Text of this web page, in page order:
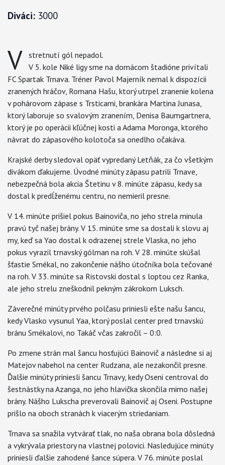
Diváci: 3000
V stretnutí gól nepadol.
V 5. kole Niké ligy sme na domácom štadióne privítali
FC Spartak Trnava. Tréner Pavol Majerník nemal k dispozícii
zranených hráčov, Romana Hašu, ktorý utrpel zranenie kolena
v pohárovom zápase s Trsticami, brankára Martina Junasa,
ktorý laboruje so svalovým zranením, Denisa Baumgartnera,
ktorý je po operácii kľúčnej kosti a Adama Moronga, ktorého
návrat do zápasového kolotoča sa onedlho očakáva.
Krajské derby sledoval opäť vypredaný Letňák, za čo všetkým
divákom ďakujeme. Úvodné minúty zápasu patrili Trnave,
nebezpečná bola akcia Štetinu v 8. minúte zápasu, kedy sa
dostal k predĺženému centru, no nemieril presne.
V 14. minúte prišiel pokus Bainoviča, no jeho strela minula
pravú tyč našej brány. V 15. minúte sme sa dostali k slovu aj
my, keď sa Yao dostal k odrazenej strele Vlaska, no jeho
pokus vyrazil trnavský gólman na roh. V 28. minúte skúšal
šťastie Smékal, no zakončenie nášho útočníka bola tečované
na roh. V 33. minúte sa Ristovski dostal s loptou cez Ranka,
ale jeho strelu zneškodnil pekným zákrokom Luksch.
Záverečné minúty prvého polčasu priniesli ešte našu šancu,
kedy Vlasko vysunul Yaa, ktorý poslal center pred trnavskú
bránu Smékalovi, no Takáč včas zakročil – 0:0.
Po zmene strán mal šancu hosťujúci Bainovič a následne si aj
Matejov nabehol na center Rudzana, ale nezakončil presne.
Ďalšie minúty priniesli šancu Trnavy, kedy Oseni centroval do
šestnástky na Azanga, no jeho hlavička skončila mimo našej
brány. Nášho Lukscha preverovali Bainovič aj Oseni. Postupne
prišlo na oboch stranách k viacerým striedaniam.
Trnava sa snažila vytvárať tlak, no naša obrana bola dôsledná
a vykrývala priestory na vlastnej polovici. Nasledujúce minúty
priniesli ďalšie zahodené šance súpera. V 76. minúte poslal